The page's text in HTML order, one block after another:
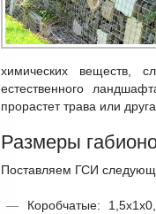
химических веществ,
естественного
прорастет трава или
Размеры
Поставляем ГСИ
Коробчатые: